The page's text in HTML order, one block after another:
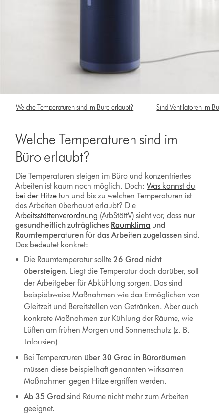
Welche Temperaturen sind im Büro erlaubt? Sind Ventilatoren im
Welche Temperaturen sind im
Büro erlaubt?
Die Temperaturen steigen im Büro und konzentriertes
Arbeiten ist kaum noch möglich. Doch:Was kannst du
bei der Hitze tun und bis zu welchen Temperaturen ist
das Arbeiten überhaupt erlaubt? Die
Arbeitsstättenverordnung (ArbStättV) sieht vor, dass nur
gesundheitlich zuträgliches Raumklima und
Raumtemperaturen für das Arbeiten zugelassensind.
Das bedeutet konkret:
Die Raumtemperatur sollte 26 Grad nicht
übersteigen. Liegt die Temperatur doch darüber, soll
der Arbeitgeber für Abkühlung sorgen. Das sind
beispielsweise Maßnahmen wie das Ermöglichen von
Gleitzeit und Bereitstellen von Getränken. Aber auch
konkrete Maßnahmen zur Kühlung der Räume, wie
Lüften am frühen Morgen und Sonnenschutz (z. B.
Jalousien).
Bei Temperaturen über 30 Grad in Büroräumen
müssen diese beispielhaft genannten wirksamen
Maßnahmen gegen Hitze ergriffen werden.
Ab 35 Grad sind Räume nicht mehr zum Arbeiten
geeignet.